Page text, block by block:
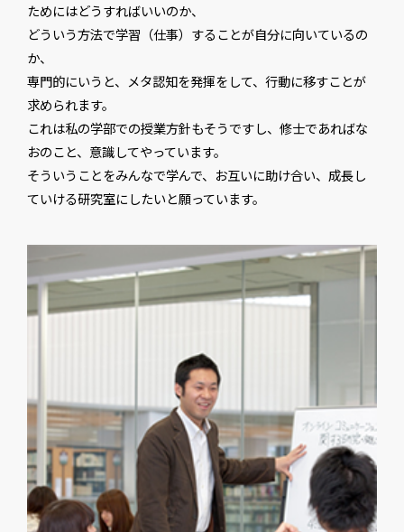
ためにはどうすればいいのか、
どういう方法で学習（仕事）することが自分に向いているの
か、
専門的にいうと、メタ認知を発揮をして、行動に移すことが
求められます。
これは私の学部での授業方針もそうですし、修士であればな
おのこと、意識してやっています。
そういうことをみんなで学んで、お互いに助け合い、成長し
ていける研究室にしたいと願っています。